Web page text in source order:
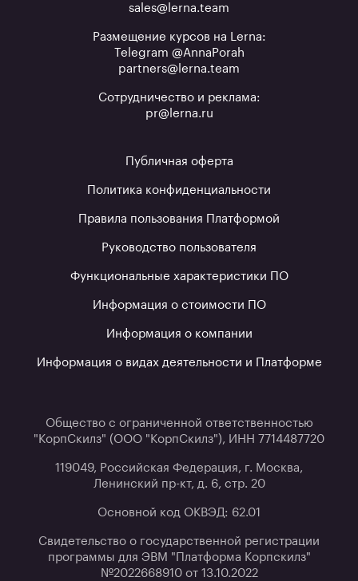
sales@lerna.team
Размещение курсов на Lerna:
Telegram @AnnaPorah
partners@lerna.team
Сотрудничество и реклама:
pr@lerna.ru
Публичная оферта
Политика конфиденциальности
Правила пользования Платформой
Руководство пользователя
Функциональные характеристики ПО
Информация о стоимости ПО
Информация о компании
Информация о видах деятельности и Платформе
Общество с ограниченной ответственностью
"КорпСкилз" (ООО "КорпСкилз"), ИНН 7714487720
119049, Российская Федерация, г. Москва,
Ленинский пр-кт, д. 6, стр. 20
Основной код ОКВЭД: 62.01
Свидетельство о государственной регистрации
программы для ЭВМ "Платформа Корпскилз"
№2022668910 от 13.10.2022